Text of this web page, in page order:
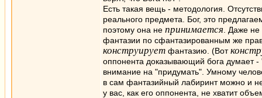
Есть такая вещь - методология.
реального предмета. Бог, это
поэтому она не принимается . Даже
фантазии по сфантазированным же
конструирует фантазию. (Вот
оппонента доказывающий бога думает -
внимание на "придумать". Умному
в сам фантазийный лабиринт можно и
у вас, как его оппонента, не хватит